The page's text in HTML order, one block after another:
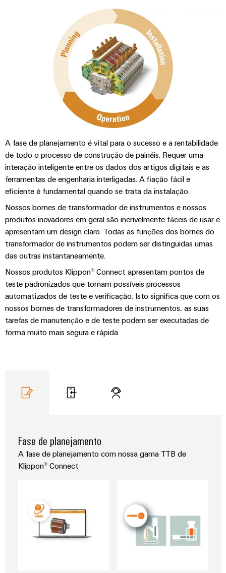
construção
quadros
elétricos
Máquinas
Soluções
automação
de
máquinas
fábricas
Petróleo
e
gás
Garante
a
proteção
das
com
soluções
integradas
para
o
setor
distribuição
para
redes
energéticas
modernas
da
água
das
Equipamentos
Originais
(OEM)
Medição
energia
Weidmüller
Industrial
Plataforma
de
serviços
industriais
easyConnect
Local
de
trabalho
e
acessórios
Ferramentas
Máquinas
Identificadores
Iluminação
industrial
quadro
A fase de planejamento é vital para o sucesso e a rentabilidade
de todo o processo de construção de painéis. Requer uma
interação inteligente entre os dados dos artigos digitais e as
ferramentas de engenharia interligadas. A fiação fácil e
eficiente é fundamental quando se trata da instalação.
Nossos bornes de transformador de instrumentos e nossos
produtos inovadores em geral são incrivelmente fáceis de usar e
apresentam um design claro. Todas as funções dos bornes do
transformador de instrumentos podem ser distinguidas umas
das outras instantaneamente.
Nossos produtos Klippon® Connect apresentam pontos de
teste padronizados que tornam possíveis processos
automatizados de teste e verificação. Isto significa que com os
nossos bornes de transformadores de instrumentos, as suas
tarefas de manutenção e de teste podem ser executadas de
forma muito mais segura e rápida.
Fase de planejamento
A fase de planejamento com nossa gama TTB de
Klippon® Connect